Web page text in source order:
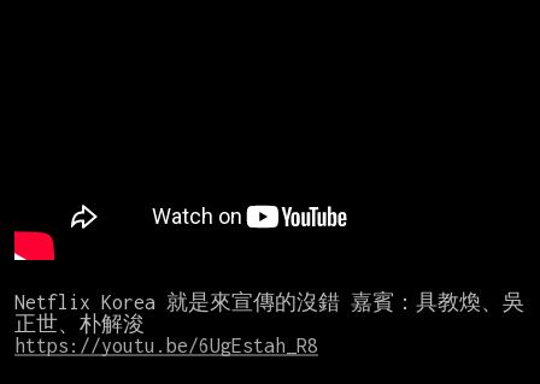
Netflix Korea 就是來宣傳的沒錯 嘉賓：具教煥、吳
https://youtu.be/6UgEstah_R8